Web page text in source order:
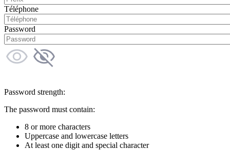
Téléphone
Password
Password strength:
The password must contain:
8 or more characters
Uppercase and lowercase letters
At least one digit and special character